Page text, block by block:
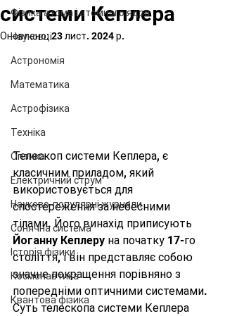
Фізика атома і атомного ядра
Науковці
Астрономія
Математика
Астрофізика
Техніка
Оптика
Електричний струм
Науково-популярні журнали
Сонячна система
Історія фізики
Космонавтика
Квантова фізика
системи Кеплера
Оновлено:23 лист. 2024 р.
Телескоп системи Кеплера, є
класичним приладом, який
використовується для
спостереження за небесними
тілами. Його винахід приписують
Йоганну Кеплеру на початку 17-го
століття, і він представляє собою
значне покращення порівняно з
попередніми оптичними системами.
Суть телескопа системи Кеплера